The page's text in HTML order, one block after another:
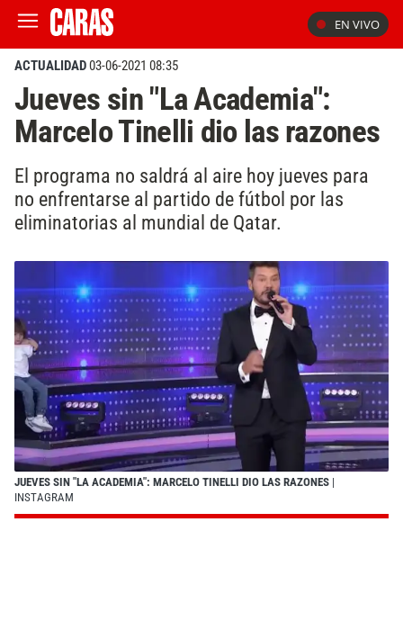
EN VIVO
ACTUALIDAD03-06-2021 08:35
Jueves sin "La Academia":
Marcelo Tinelli dio las razones
El programa no saldrá al aire hoy jueves para
no enfrentarse al partido de fútbol por las
eliminatorias al mundial de Qatar.
JUEVES SIN "LA ACADEMIA": MARCELO TINELLI DIO LAS RAZONES |
INSTAGRAM